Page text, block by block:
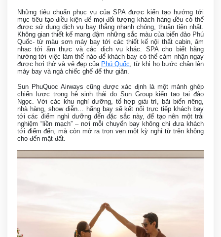
Những tiêu chuẩn phục vụ của SPA được kiến tạo hướng tới
mục tiêu tạo điều kiện để mọi đối tượng khách hàng đều có thể
được sử dụng dịch vụ bay thẳng nhanh chóng, thuận tiện nhất.
Không gian thiết kế mang đậm những sắc màu của biển đảo Phú
Quốc- từ màu sơn máy bay tới các thiết kế nội thất cabin, âm
nhạc tới ẩm thực và các dịch vụ khác. SPA cho biết hãng
hướng tới việc làm thế nào để khách bay có thể cảm nhận ngay
được hơi thở và vẻ đẹp của Phú Quốc, từ khi họ bước chân lên
máy bay và ngả chiếc ghế để thư giãn.
Sun PhuQuoc Airways cũng được xác định là một mảnh ghép
chiến lược trong hệ sinh thái do Sun Group kiến tạo tại đảo
Ngọc. Với các khu nghỉ dưỡng, tổ hợp giải trí, bãi biển riêng,
nhà hàng, show diễn… hãng bay sẽ kết nối trực tiếp khách bay
tới các điểm nghỉ dưỡng đến đặc sắc này, để tạo nên một trải
nghiệm “liền mạch” – nơi mỗi chuyến bay không chỉ đưa khách
tới điểm đến, mà còn mở ra trọn vẹn một kỳ nghỉ từ trên không
cho đến mặt đất.